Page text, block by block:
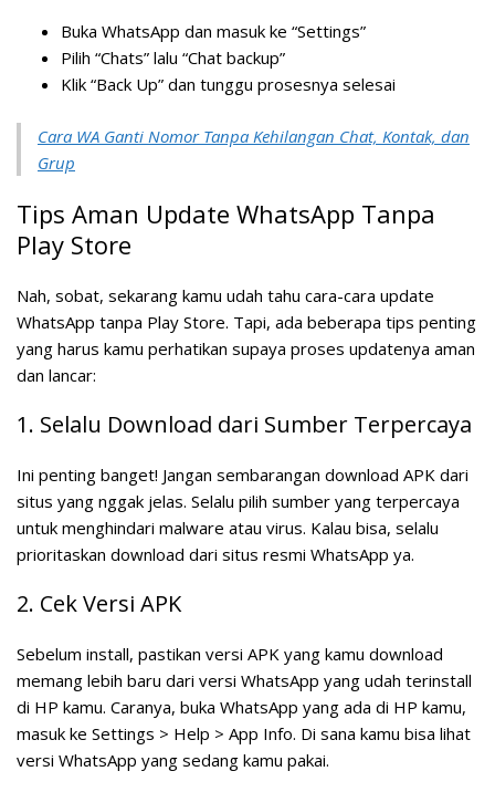
Buka WhatsApp dan masuk ke “Settings”
Pilih “Chats” lalu “Chat backup”
Klik “Back Up” dan tunggu prosesnya selesai
Cara WA Ganti Nomor Tanpa Kehilangan Chat, Kontak, dan
Grup
Tips Aman Update WhatsApp Tanpa
Play Store
Nah, sobat, sekarang kamu udah tahu cara-cara update
WhatsApp tanpa Play Store. Tapi, ada beberapa tips penting
yang harus kamu perhatikan supaya proses updatenya aman
dan lancar:
1. Selalu Download dari Sumber Terpercaya
Ini penting banget! Jangan sembarangan download APK dari
situs yang nggak jelas. Selalu pilih sumber yang terpercaya
untuk menghindari malware atau virus. Kalau bisa, selalu
prioritaskan download dari situs resmi WhatsApp ya.
2. Cek Versi APK
Sebelum install, pastikan versi APK yang kamu download
memang lebih baru dari versi WhatsApp yang udah terinstall
di HP kamu. Caranya, buka WhatsApp yang ada di HP kamu,
masuk ke Settings > Help > App Info. Di sana kamu bisa lihat
versi WhatsApp yang sedang kamu pakai.